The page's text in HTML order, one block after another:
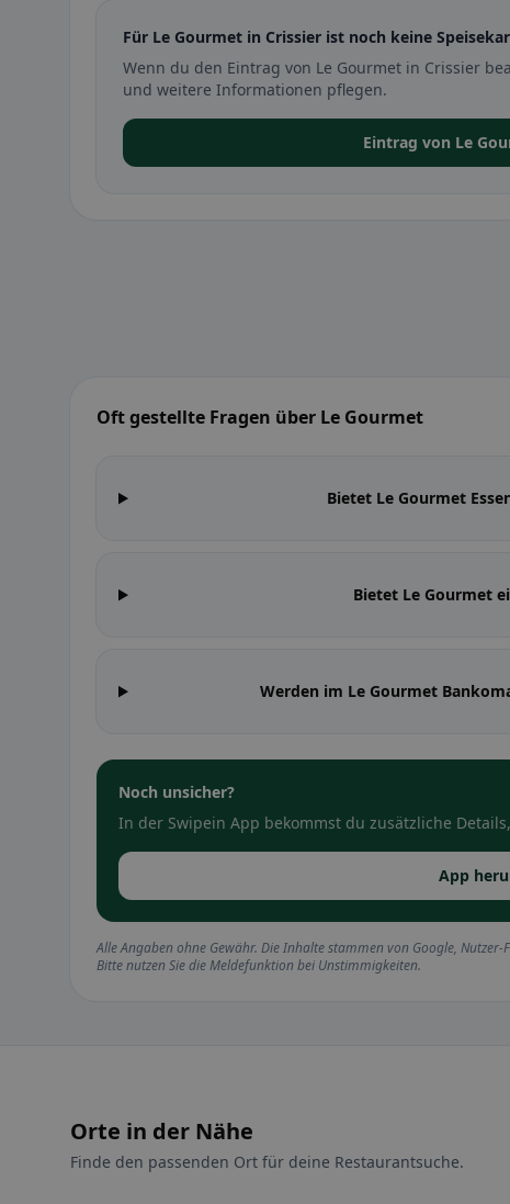
Für Le Gourmet in Crissier ist noch keine
Wenn du den Eintrag von Le Gourmet in Crissier
und weitere Informationen pflegen.
Eintrag von Le
Oft gestellte Fragen über Le Gourmet
Bietet Le Gourmet
Bietet Le Gourmet
Werden im Le Gourmet
Noch unsicher?
In der Swipein App bekommst du zusätzliche
App
Alle Angaben ohne Gewähr. Die Inhalte stammen von Google,
Bitte nutzen Sie die Meldefunktion bei Unstimmigkeiten.
Orte in der Nähe
Finde den passenden Ort für deine Restaurantsuche.